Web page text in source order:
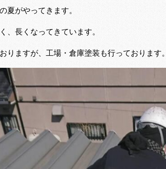
夏がやってきます。
、長くなってきています。
りますが、工場・倉庫塗装も行っております。